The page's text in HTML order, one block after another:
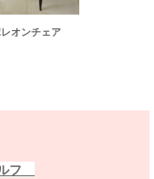
オンチェア
フ